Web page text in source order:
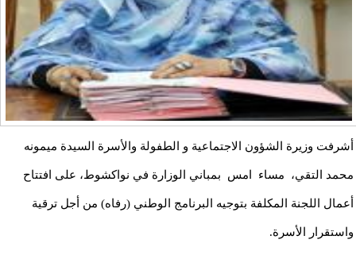
أشرفت وزيرة الشؤون الاجتماعية و الطفولة والأسرة السيدة ميمونه
محمد التقي، مساء امس بمباني الوزارة في نواكشوط، على افتتاح
أعمال اللجنة المكلفة بتوجيه البرنامج الوطني (رفاه) من أجل ترقية
واستقرار الأسرة.